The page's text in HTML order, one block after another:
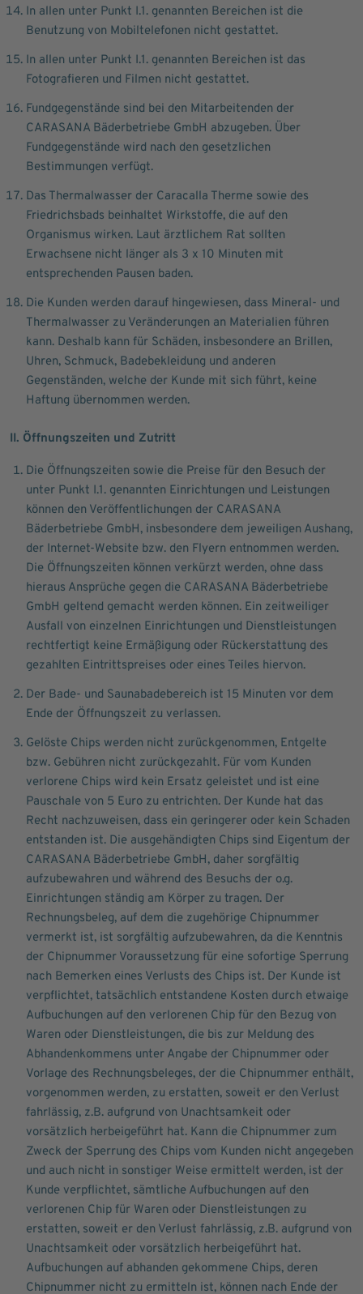
In allen unter Punkt I.1. genannten Bereichen ist die
Benutzung von Mobiltelefonen nicht gestattet.
In allen unter Punkt I.1. genannten Bereichen ist das
Fotografieren und Filmen nicht gestattet.
Fundgegenstände sind bei den Mitarbeitenden der
CARASANA Bäderbetriebe GmbH abzugeben. Über
Fundgegenstände wird nach den gesetzlichen
Bestimmungen verfügt.
Das Thermalwasser der Caracalla Therme sowie des
Friedrichsbads beinhaltet Wirkstoffe, die auf den
Organismus wirken. Laut ärztlichem Rat sollten
Erwachsene nicht länger als 3 x 10 Minuten mit
entsprechenden Pausen baden.
Die Kunden werden darauf hingewiesen, dass Mineral- und
Thermalwasser zu Veränderungen an Materialien führen
kann. Deshalb kann für Schäden, insbesondere an Brillen,
Uhren, Schmuck, Badebekleidung und anderen
Gegenständen, welche der Kunde mit sich führt, keine
Haftung übernommen werden.
II. Öffnungszeiten und Zutritt
Die Öffnungszeiten sowie die Preise für den Besuch der
unter Punkt I.1. genannten Einrichtungen und Leistungen
können den Veröffentlichungen der CARASANA
Bäderbetriebe GmbH, insbesondere dem jeweiligen Aushang,
der Internet-Website bzw. den Flyern entnommen werden.
Die Öffnungszeiten können verkürzt werden, ohne dass
hieraus Ansprüche gegen die CARASANA Bäderbetriebe
GmbH geltend gemacht werden können. Ein zeitweiliger
Ausfall von einzelnen Einrichtungen und Dienstleistungen
rechtfertigt keine Ermäßigung oder Rückerstattung des
gezahlten Eintrittspreises oder eines Teiles hiervon.
Der Bade- und Saunabadebereich ist 15 Minuten vor dem
Ende der Öffnungszeit zu verlassen.
Gelöste Chips werden nicht zurückgenommen, Entgelte
bzw. Gebühren nicht zurückgezahlt. Für vom Kunden
verlorene Chips wird kein Ersatz geleistet und ist eine
Pauschale von 5 Euro zu entrichten. Der Kunde hat das
Recht nachzuweisen, dass ein geringerer oder kein Schaden
entstanden ist. Die ausgehändigten Chips sind Eigentum der
CARASANA Bäderbetriebe GmbH, daher sorgfältig
aufzubewahren und während des Besuchs der o.g.
Einrichtungen ständig am Körper zu tragen. Der
Rechnungsbeleg, auf dem die zugehörige Chipnummer
vermerkt ist, ist sorgfältig aufzubewahren, da die Kenntnis
der Chipnummer Voraussetzung für eine sofortige Sperrung
nach Bemerken eines Verlusts des Chips ist. Der Kunde ist
verpflichtet, tatsächlich entstandene Kosten durch etwaige
Aufbuchungen auf den verlorenen Chip für den Bezug von
Waren oder Dienstleistungen, die bis zur Meldung des
Abhandenkommens unter Angabe der Chipnummer oder
Vorlage des Rechnungsbeleges, der die Chipnummer enthält,
vorgenommen werden, zu erstatten, soweit er den Verlust
fahrlässig, z.B. aufgrund von Unachtsamkeit oder
vorsätzlich herbeigeführt hat. Kann die Chipnummer zum
Zweck der Sperrung des Chips vom Kunden nicht angegeben
und auch nicht in sonstiger Weise ermittelt werden, ist der
Kunde verpflichtet, sämtliche Aufbuchungen auf den
verlorenen Chip für Waren oder Dienstleistungen zu
erstatten, soweit er den Verlust fahrlässig, z.B. aufgrund von
Unachtsamkeit oder vorsätzlich herbeigeführt hat.
Aufbuchungen auf abhanden gekommene Chips, deren
Chipnummer nicht zu ermitteln ist, können nach Ende der